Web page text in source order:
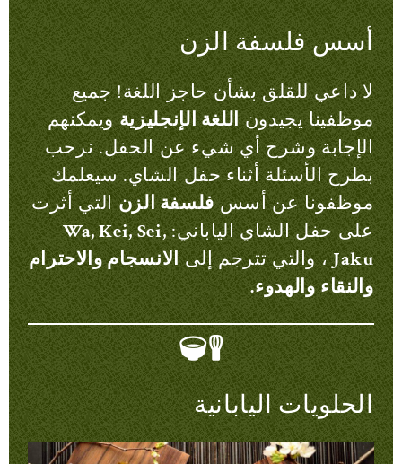
أسس فلسفة الزن
لا داعي للقلق بشأن حاجز اللغة! جميع
موظفينا يجيدون اللغة الإنجليزية ويمكنهم
الإجابة وشرح أي شيء عن الحفل. نرحب
بطرح الأسئلة أثناء حفل الشاي. سيعلمك
موظفونا عن أسس فلسفة الزن التي أثرت
على حفل الشاي الياباني: Wa, Kei, Sei,
Jaku ، والتي تترجم إلى الانسجام والاحترام
والنقاء والهدوء.
الحلويات اليابانية